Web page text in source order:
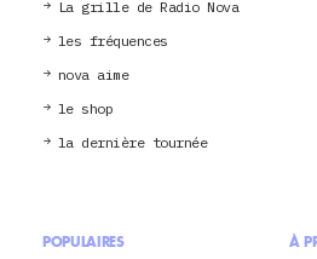
La grille de Radio Nova
les fréquences
nova aime
le shop
la dernière tournée
POPULAIRES À